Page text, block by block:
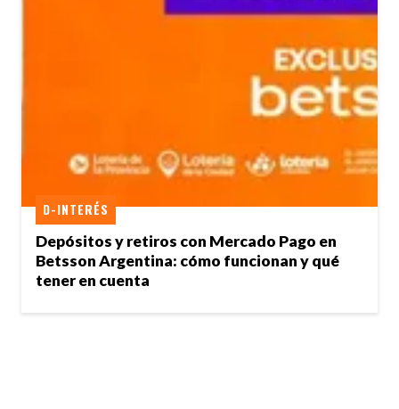
Depósitos y retiros con Mercado Pago en
Betsson Argentina: cómo funcionan y qué
tener en cuenta
D-INTERÉS